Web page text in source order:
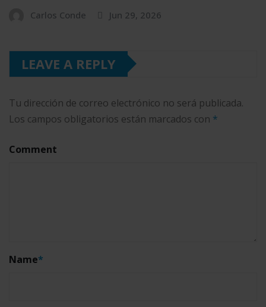
Carlos Conde Jun 29, 2026
LEAVE A REPLY
Tu dirección de correo electrónico no será publicada.
Los campos obligatorios están marcados con *
Comment
Name*